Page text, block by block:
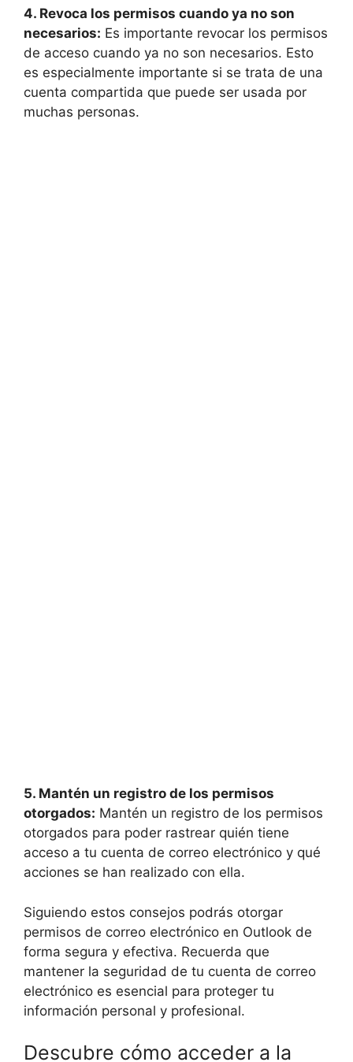
4. Revoca los permisos cuando ya no son
necesarios: Es importante revocar los permisos
de acceso cuando ya no son necesarios. Esto
es especialmente importante si se trata de una
cuenta compartida que puede ser usada por
muchas personas.
5. Mantén un registro de los permisos
otorgados: Mantén un registro de los permisos
otorgados para poder rastrear quién tiene
acceso a tu cuenta de correo electrónico y qué
acciones se han realizado con ella.
Siguiendo estos consejos podrás otorgar
permisos de correo electrónico en Outlook de
forma segura y efectiva. Recuerda que
mantener la seguridad de tu cuenta de correo
electrónico es esencial para proteger tu
información personal y profesional.
Descubre cómo acceder a la